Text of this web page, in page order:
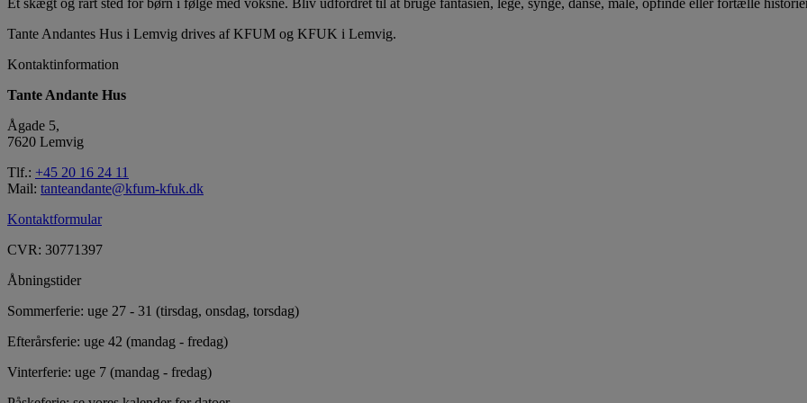
Et skægt og rart sted for børn i følge med voksne. Bliv udfordret til at bruge fantasien, lege, synge, danse, male, opfinde eller fortælle
Tante Andantes Hus i Lemvig drives af KFUM og KFUK i Lemvig.
Kontaktinformation
Tante Andante Hus
Ågade 5,
7620 Lemvig
Tlf.: +45 20 16 24 11
Mail: tanteandante@kfum-kfuk.dk
Kontaktformular
CVR: 30771397
Åbningstider
Sommerferie: uge 27 - 31 (tirsdag, onsdag, torsdag)
Efterårsferie: uge 42 (mandag - fredag)
Vinterferie: uge 7 (mandag - fredag)